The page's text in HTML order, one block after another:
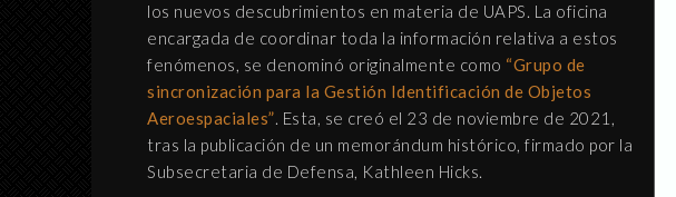
los nuevos descubrimientos en materia de UAPS. La oficina
encargada de coordinar toda la información relativa a estos
fenómenos, se denominó originalmente como “Grupo de
sincronización para la Gestión Identificación de Objetos
Aeroespaciales”. Esta, se creó el 23 de noviembre de 2021,
tras la publicación de un memorándum histórico, firmado por la
Subsecretaria de Defensa, Kathleen Hicks.
KLARA MAUEROVA: LA
CANÍBAL DE KUŘIM